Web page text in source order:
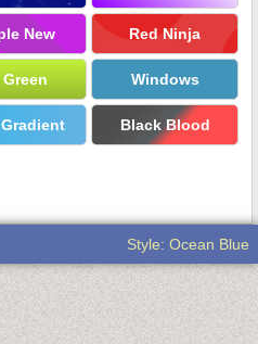
New Red Ninja
Green Windows
Black Blood
Style: Ocean Blue